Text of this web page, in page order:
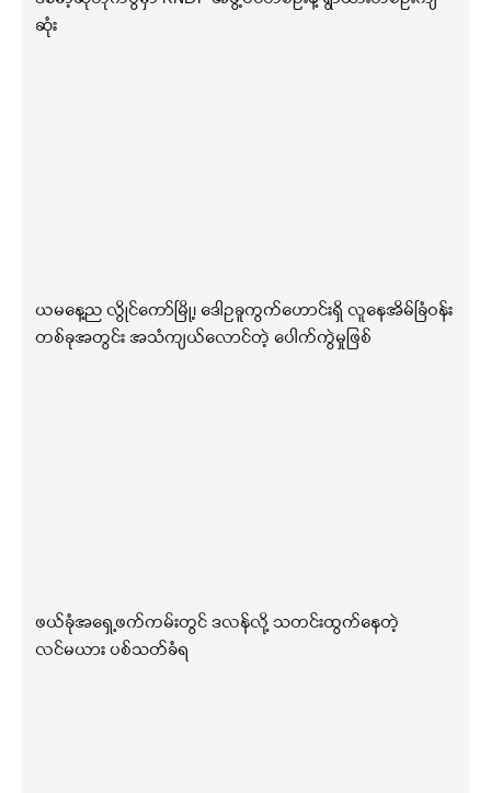
ဆုံး
ယမနေ့ည လွိုင်ကော်မြို့၊ ဒေါဥခူကွက်ဟောင်းရှိ လူနေအိမ်ခြံဝန်း
တစ်ခုအတွင်း အသံကျယ်လောင်တဲ့ ပေါက်ကွဲမှုဖြစ်
ဖယ်ခုံအရှေ့ဖက်ကမ်းတွင် ဒလန်လို့ သတင်းထွက်နေတဲ့
လင်မယား ပစ်သတ်ခံရ